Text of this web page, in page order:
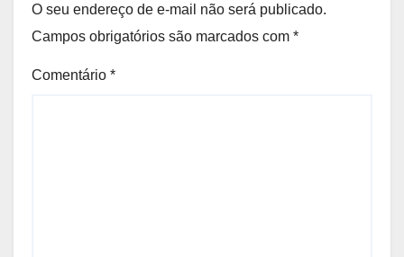
O seu endereço de e-mail não será publicado.
Campos obrigatórios são marcados com *
Comentário *